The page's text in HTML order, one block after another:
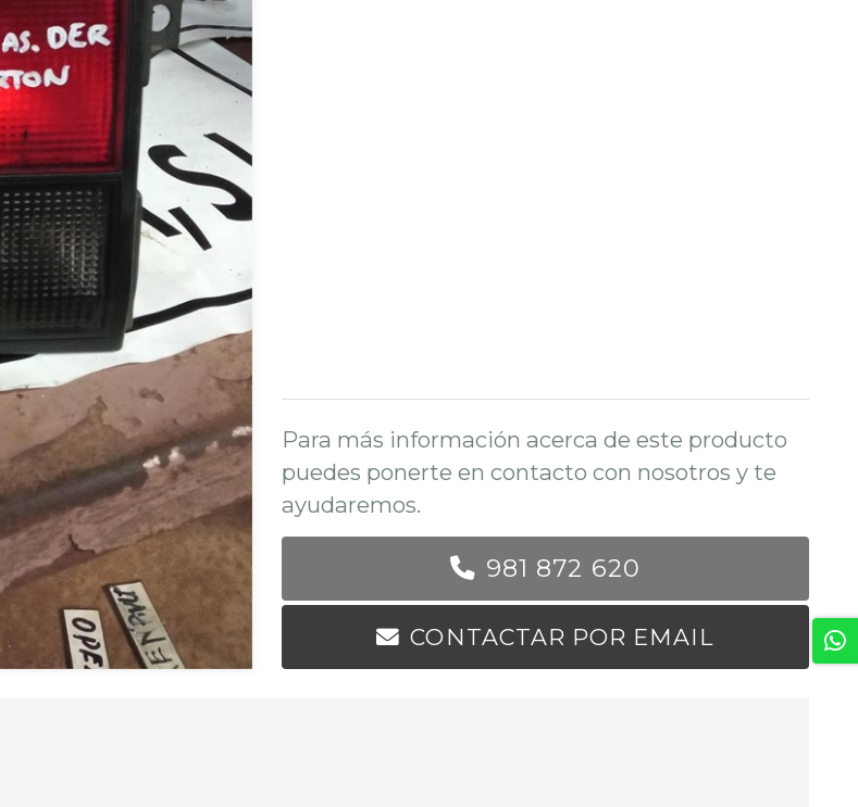
Para más información acerca de este producto
puedes ponerte en contacto con nosotros y te
ayudaremos.
981 872 620
CONTACTAR POR EMAIL